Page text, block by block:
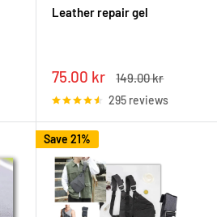
Leather repair gel
Sale
price
75.00 kr
Regular
149.00 kr
295 reviews
Save 21%